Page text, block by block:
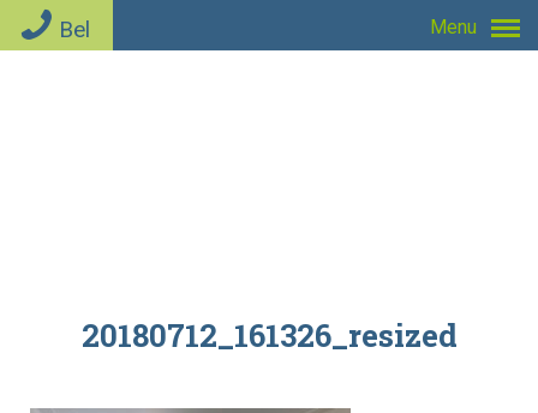
Bel Menu
20180712_161326_resized